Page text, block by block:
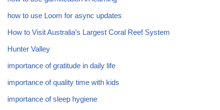
how to use Loom for async updates
How to Visit Australia’s Largest Coral Reef System
Hunter Valley
importance of gratitude in daily life
importance of quality time with kids
importance of sleep hygiene